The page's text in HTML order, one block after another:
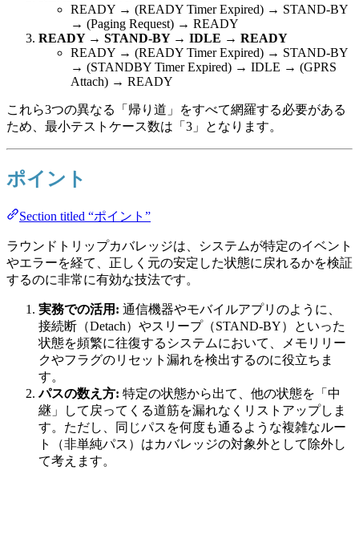
READY → (READY Timer Expired) → STAND-BY
→ (Paging Request) → READY
READY → STAND-BY → IDLE → READY
READY → (READY Timer Expired) → STAND-BY
→ (STANDBY Timer Expired) → IDLE → (GPRS
Attach) → READY
これら3つの異なる「帰り道」をすべて網羅する必要がある
ため、最小テストケース数は「3」となります。
ポイント
Section titled “ポイント”
ラウンドトリップカバレッジは、システムが特定のイベント
やエラーを経て、正しく元の安定した状態に戻れるかを検証
するのに非常に有効な技法です。
実務での活用: 通信機器やモバイルアプリのように、
接続断（Detach）やスリープ（STAND-BY）といった
状態を頻繁に往復するシステムにおいて、メモリリー
クやフラグのリセット漏れを検出するのに役立ちま
す。
パスの数え方: 特定の状態から出て、他の状態を「中
継」して戻ってくる道筋を漏れなくリストアップしま
す。ただし、同じパスを何度も通るような複雑なルー
ト（非単純パス）はカバレッジの対象外として除外し
て考えます。